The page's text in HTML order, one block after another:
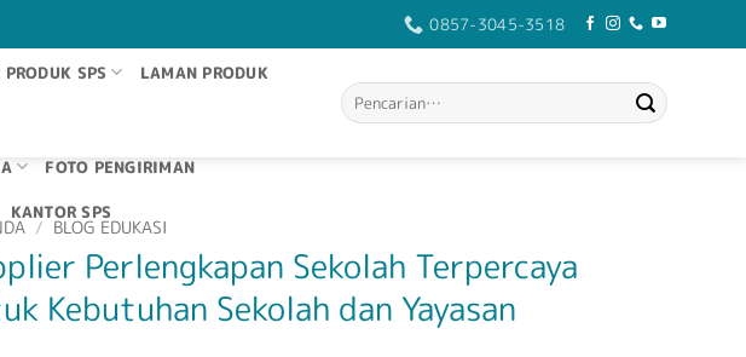
0857-3045-3518
PRODUK SPS LAMAN PRODUK
FOTO PENGIRIMAN
KANTOR SPS
Pencarian
untuk:
/ BLOG EDUKASI
Perlengkapan Sekolah Terpercaya
Kebutuhan Sekolah dan Yayasan